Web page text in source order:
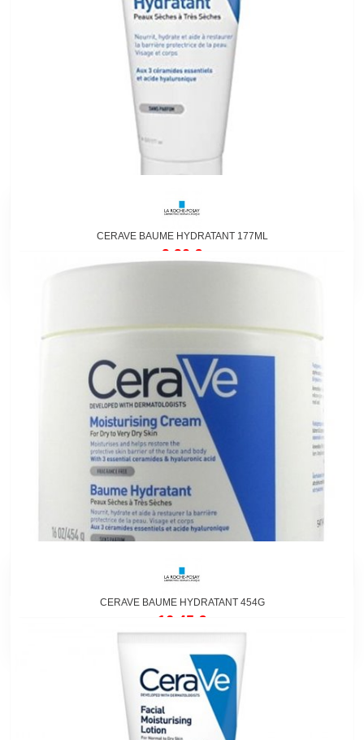
CERAVE BAUME HYDRATANT 177ML
9,90 €
CERAVE BAUME HYDRATANT 454G
16,45 €